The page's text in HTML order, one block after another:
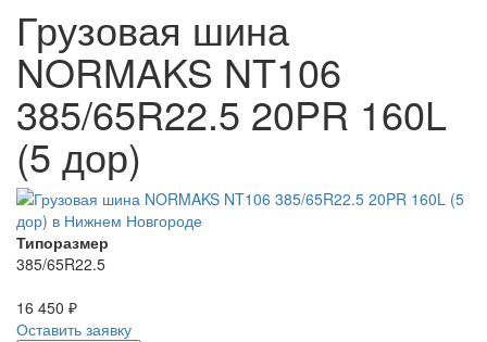
Грузовая шина
NORMAKS NT106
385/65R22.5 20PR 160L
(5 дор)
Типоразмер
385/65R22.5
16 450 ₽
Оставить заявку